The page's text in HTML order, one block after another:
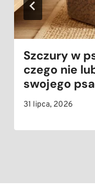
Szczury w
czego nie
swojego
31 lipca, 2026